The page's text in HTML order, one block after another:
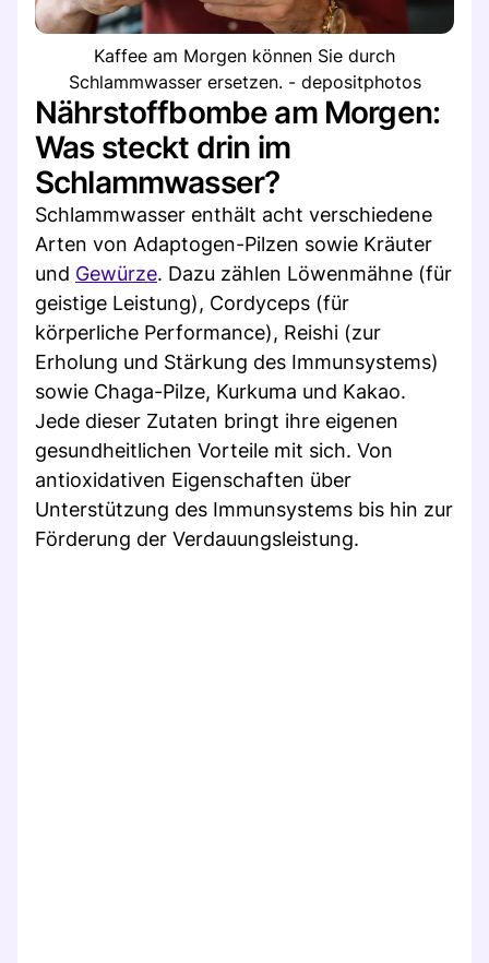
Kaffee am Morgen können Sie durch
Schlammwasser ersetzen. - depositphotos
Nährstoffbombe am Morgen:
Was steckt drin im
Schlammwasser?
Schlammwasser enthält acht verschiedene
Arten von Adaptogen-Pilzen sowie Kräuter
und Gewürze. Dazu zählen Löwenmähne (für
geistige Leistung), Cordyceps (für
körperliche Performance), Reishi (zur
Erholung und Stärkung des Immunsystems)
sowie Chaga-Pilze, Kurkuma und Kakao.
Jede dieser Zutaten bringt ihre eigenen
gesundheitlichen Vorteile mit sich. Von
antioxidativen Eigenschaften über
Unterstützung des Immunsystems bis hin zur
Förderung der Verdauungsleistung.